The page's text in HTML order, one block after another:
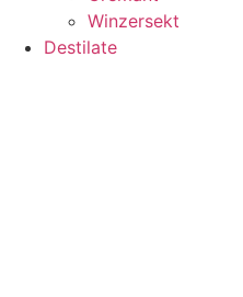
Winzersekt
Destilate